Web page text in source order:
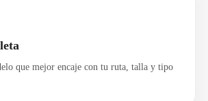
que mejor encaje con tu ruta, talla y tipo